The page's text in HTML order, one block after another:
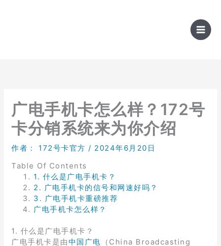
广电手机卡怎么样？172号
卡分销系统来为你介绍
作者： 172号卡官方 / 2024年6月20日
Table Of Contents
1. 什么是广电手机卡？
2. 广电手机卡的信号和网速好吗？
3. 广电手机卡重磅推荐
广电手机卡怎么样？
1. 什么是广电手机卡？
广电手机卡是由中国广电 （China Broadcasting